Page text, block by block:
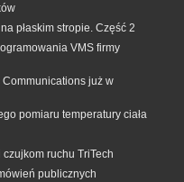
płaskim stropie. Część 2
VMS firmy
już w
pomiaru temperatury ciała
ruchu TriTech
publicznych